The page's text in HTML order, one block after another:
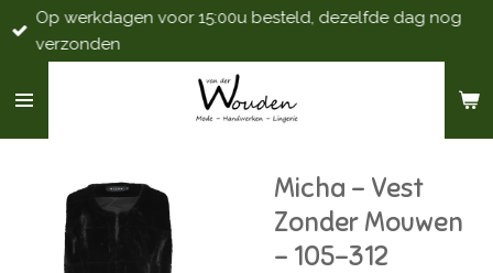
Ga
direct
de
Op werkdagen voor 15:00u besteld, dezelfde dag nog
verzonden
Micha - Vest
Zonder Mouwen
- 105-312